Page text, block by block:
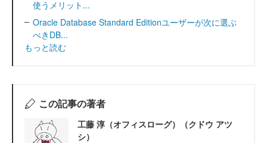
使うメリット...
Oracle Database Standard Editionユーザーが次に選ぶ
べきDB...
もっと読む
この記事の著者
工藤 淳（オフィスローグ）（クドウ アツ
シ）